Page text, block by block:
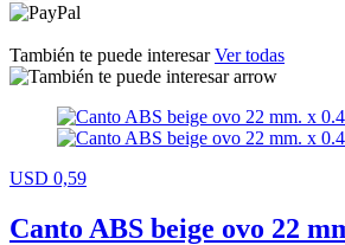
También te puede interesarVer todas
USD 0,59
Canto ABS beige ovo 22